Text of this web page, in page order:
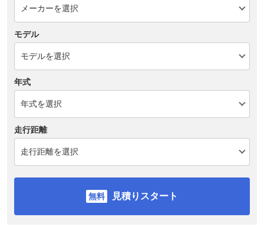
モデル
年式
走行距離
見積りスタート